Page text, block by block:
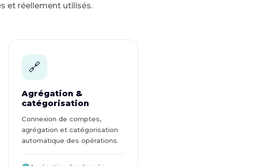
et réellement utilisés.
🔗
Agrégation &
catégorisation
Connexion de comptes,
agrégation et catégorisation
automatique des opérations.